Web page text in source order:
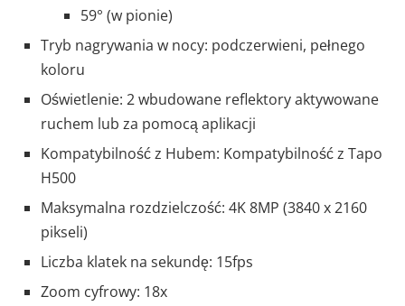
59° (w pionie)
Tryb nagrywania w nocy: podczerwieni, pełnego
koloru
Oświetlenie: 2 wbudowane reflektory aktywowane
ruchem lub za pomocą aplikacji
Kompatybilność z Hubem: Kompatybilność z Tapo
H500
Maksymalna rozdzielczość: 4K 8MP (3840 x 2160
pikseli)
Liczba klatek na sekundę: 15fps
Zoom cyfrowy: 18x